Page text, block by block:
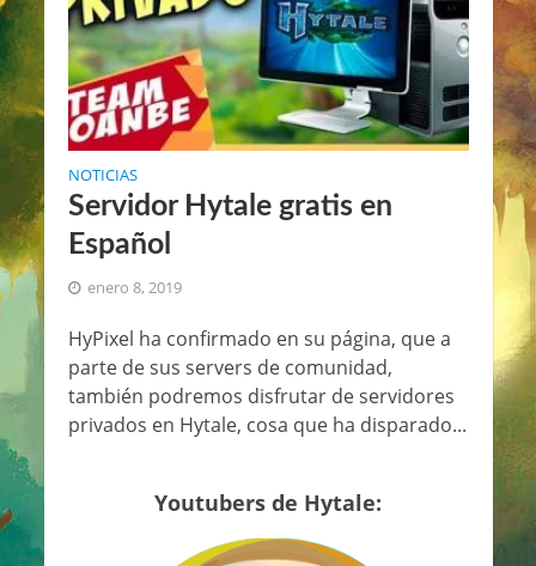
NOTICIAS
Servidor Hytale gratis en
Español
enero 8, 2019
HyPixel ha confirmado en su página, que a
parte de sus servers de comunidad,
también podremos disfrutar de servidores
privados en Hytale, cosa que ha disparado...
Youtubers de Hytale: